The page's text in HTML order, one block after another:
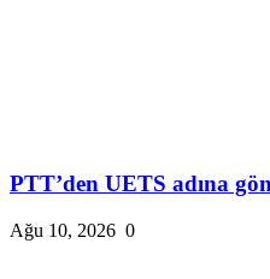
PTT’den UETS adına
Ağu 10, 2026 0